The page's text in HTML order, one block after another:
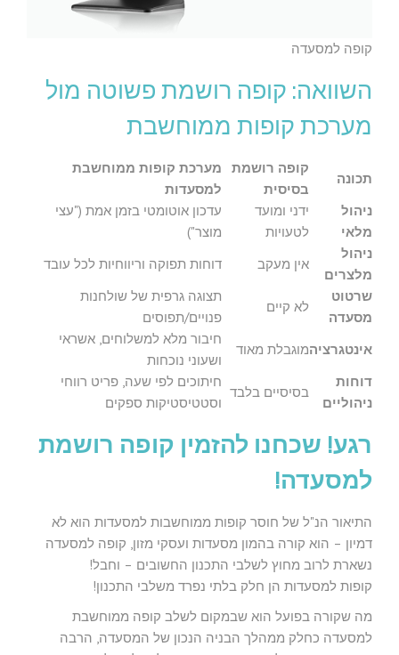
קופה למסעדה
השוואה: קופה רושמת פשוטה מול
מערכת קופות ממוחשבת
תכונה
קופה רושמת
בסיסית
מערכת קופות ממוחשבת
למסעדות
ניהול
מלאי
ידני ומועד
לטעויות
עדכון אוטומטי בזמן אמת ("עצי
מוצר")
ניהול
מלצרים
אין מעקב
דוחות תפוקה וריווחיות לכל עובד
שרטוט
מסעדה
לא קיים
תצוגה גרפית של שולחנות
פנויים/תפוסים
אינטגרציהמוגבלת מאוד
חיבור מלא למשלוחים, אשראי
ושעוני נוכחות
דוחות
ניהוליים
בסיסיים בלבד
חיתוכים לפי שעה, פריט רווחי
וסטטיסטיקות ספקים
רגע! שכחנו להזמין קופה רושמת
למסעדה!
התיאור הנ"ל של חוסר קופות ממוחשבות למסעדות הוא לא
דמיון – הוא קורה בהמון מסעדות ועסקי מזון, קופה למסעדה
נשארת לרוב מחוץ לשלבי התכנון החשובים – וחבל!
קופות למסעדות הן חלק בלתי נפרד משלבי התכנון!
מה שקורה בפועל הוא שבמקום לשלב קופה ממוחשבת
למסעדה כחלק ממהלך הבניה הנכון של המסעדה, הרבה